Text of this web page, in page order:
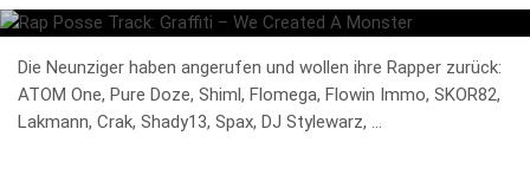
Die Neunziger haben angerufen und wollen ihre Rapper zurück:
ATOM One, Pure Doze, Shiml, Flomega, Flowin Immo, SKOR82,
Lakmann, Crak, Shady13, Spax, DJ Stylewarz, …